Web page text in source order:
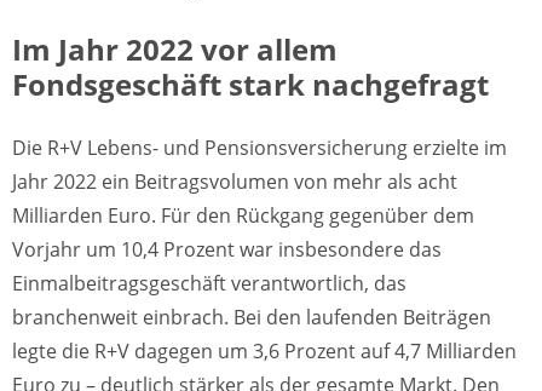
Im Jahr 2022 vor allem
Fondsgeschäft stark nachgefragt
Die R+V Lebens- und Pensionsversicherung erzielte im
Jahr 2022 ein Beitragsvolumen von mehr als acht
Milliarden Euro. Für den Rückgang gegenüber dem
Vorjahr um 10,4 Prozent war insbesondere das
Einmalbeitragsgeschäft verantwortlich, das
branchenweit einbrach. Bei den laufenden Beiträgen
legte die R+V dagegen um 3,6 Prozent auf 4,7 Milliarden
Euro zu – deutlich stärker als der gesamte Markt. Den